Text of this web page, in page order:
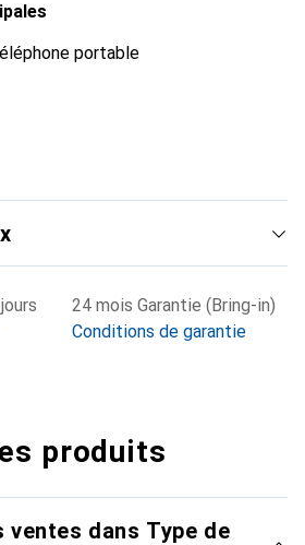
portable
24 mois Garantie (Bring-in)
Conditions de garantie
produits
ventes dans Type de